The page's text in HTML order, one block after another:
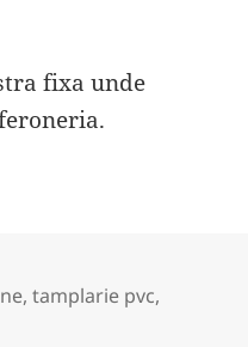
fixa unde
,tamplarie pvc,